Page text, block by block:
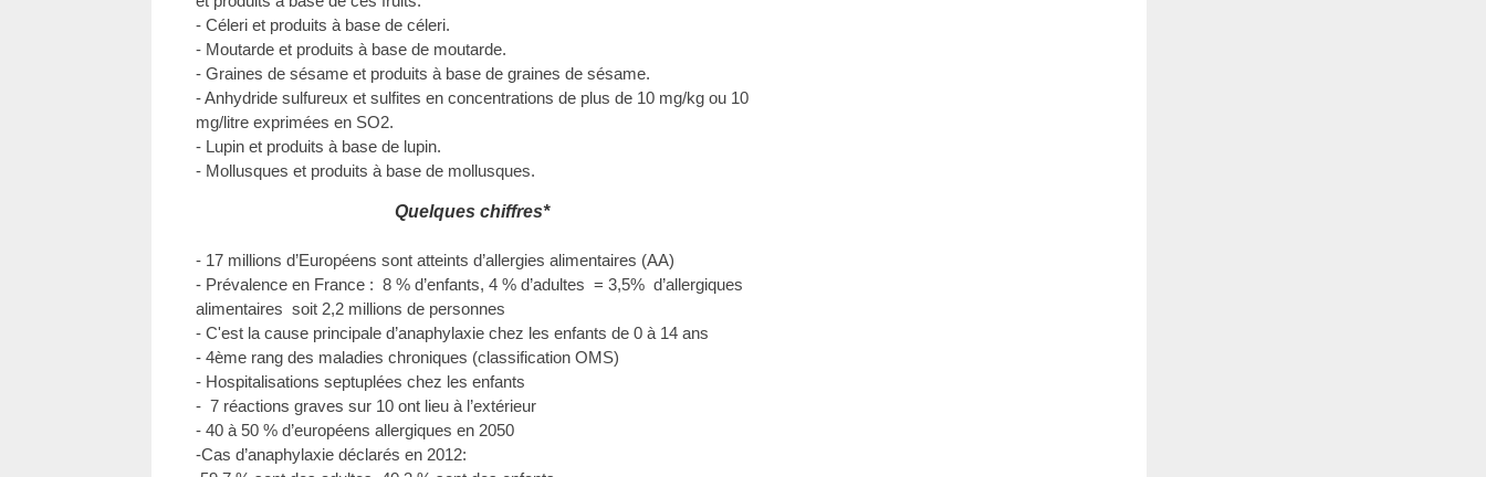
- Céleri et produits à base de céleri.
- Moutarde et produits à base de moutarde.
- Graines de sésame et produits à base de graines de sésame.
- Anhydride sulfureux et sulfites en concentrations de plus de 10 mg/kg ou 10
mg/litre exprimées en SO2.
- Lupin et produits à base de lupin.
- Mollusques et produits à base de mollusques.
Quelques chiffres*
- 17 millions d’Européens sont atteints d’allergies alimentaires (AA)
- Prévalence en France : 8 % d’enfants, 4 % d’adultes = 3,5% d’allergiques
alimentaires soit 2,2 millions de personnes
- C'est la cause principale d’anaphylaxie chez les enfants de 0 à 14 ans
- 4ème rang des maladies chroniques (classification OMS)
- Hospitalisations septuplées chez les enfants
- 7 réactions graves sur 10 ont lieu à l’extérieur
- 40 à 50 % d’européens allergiques en 2050
-Cas d’anaphylaxie déclarés en 2012: